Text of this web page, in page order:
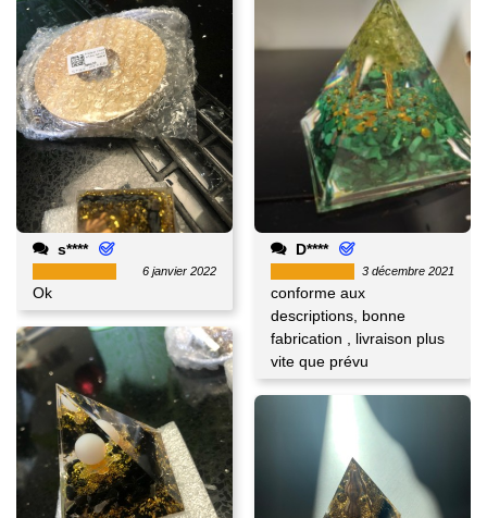
s****
6 janvier 2022
Ok
D****
3 décembre 2021
conforme aux
descriptions, bonne
fabrication , livraison plus
vite que prévu